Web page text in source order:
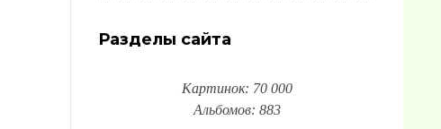
Разделы сайта
Картинок: 70 000
Альбомов: 883